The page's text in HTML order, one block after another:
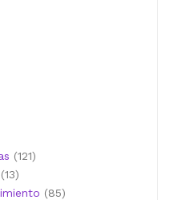
121121
1313
productos
8585